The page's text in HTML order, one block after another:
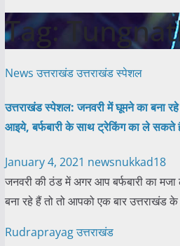
Tag:
Newsउत्तराखंडउत्तराखंड स्पेशल
उत्तराखंड स्पेशल: जनवरी में घूमने का बना
आइये, बर्फबारी के साथ ट्रेकिंग का ले सकते
January 4, 2021 newsnukkad18
जनवरी की ठंड में अगर आप बर्फबारी का
बना रहे हैं तो तो आपको एक बार उत्तराखंड
Rudraprayagउत्तराखंड